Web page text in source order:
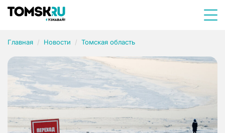
Главная Новости Томская область